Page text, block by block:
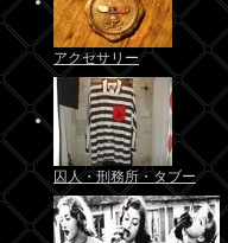
アクセサリー
囚人・刑務所・タブー